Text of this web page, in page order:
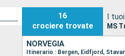
16
crociere trovate
I
MS
NORVEGIA
Itinerario : Bergen, Eidfjord,